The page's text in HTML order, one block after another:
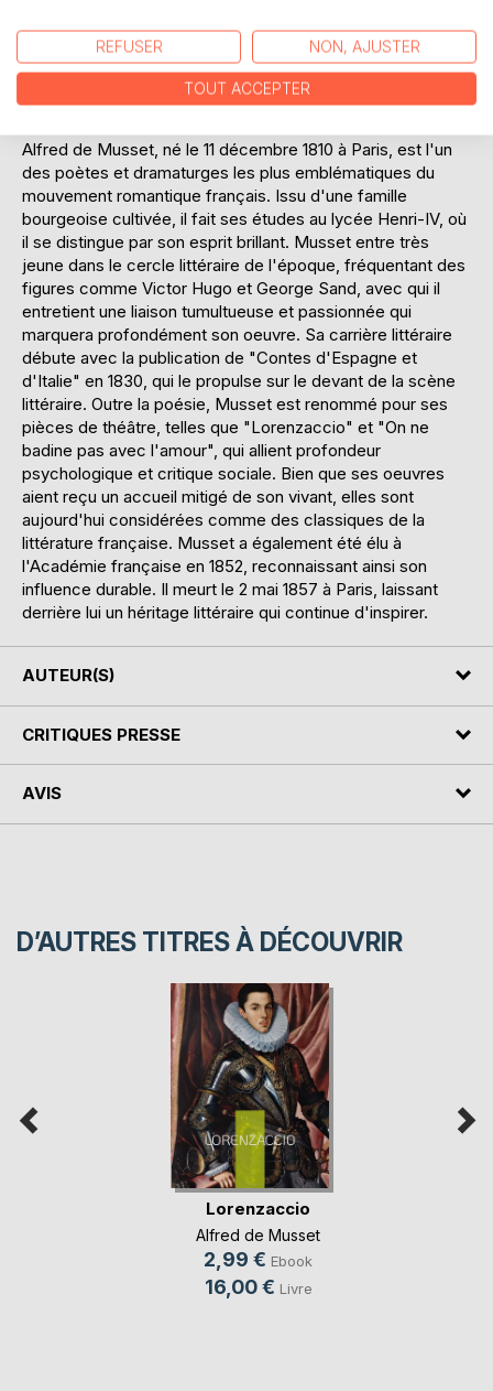
questions profondes sur la fidélité et l'intégrité personnelle,
tout en restant accessible grâce à son humour et sa
vivacité.
Alfred de Musset, né le 11 décembre 1810 à Paris, est l'un
des poètes et dramaturges les plus emblématiques du
mouvement romantique français. Issu d'une famille
bourgeoise cultivée, il fait ses études au lycée Henri-IV, où
il se distingue par son esprit brillant. Musset entre très
jeune dans le cercle littéraire de l'époque, fréquentant des
figures comme Victor Hugo et George Sand, avec qui il
entretient une liaison tumultueuse et passionnée qui
marquera profondément son oeuvre. Sa carrière littéraire
débute avec la publication de "Contes d'Espagne et
d'Italie" en 1830, qui le propulse sur le devant de la scène
littéraire. Outre la poésie, Musset est renommé pour ses
pièces de théâtre, telles que "Lorenzaccio" et "On ne
badine pas avec l'amour", qui allient profondeur
psychologique et critique sociale. Bien que ses oeuvres
aient reçu un accueil mitigé de son vivant, elles sont
aujourd'hui considérées comme des classiques de la
littérature française. Musset a également été élu à
l'Académie française en 1852, reconnaissant ainsi son
influence durable. Il meurt le 2 mai 1857 à Paris, laissant
derrière lui un héritage littéraire qui continue d'inspirer.
AUTEUR(S)
CRITIQUES PRESSE
AVIS
D’AUTRES TITRES À DÉCOUVRIR
Lorenzaccio
Alfred de Musset
2,99 € Ebook
16,00 € Livre
REFUSER NON, AJUSTER
TOUT ACCEPTER